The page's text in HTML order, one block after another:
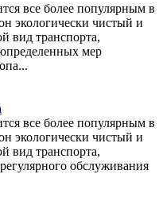
все более популярным в
экологически чистый и
вид транспорта,
определенных мер
все более популярным в
экологически чистый и
вид транспорта,
обслуживания